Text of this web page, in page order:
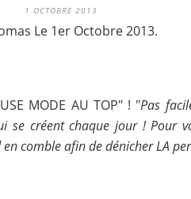
1 OCTOBRE 2013
Le 1er Octobre 2013.
MODE AU TOP" ! "Pas
se créent chaque jour ! Pour
comble afin de dénicher LA